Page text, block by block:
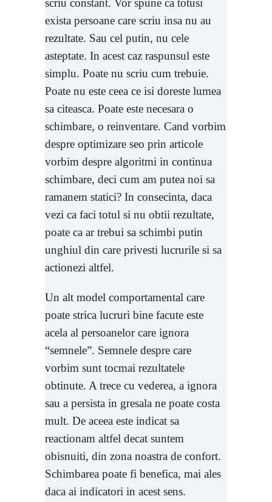
scriu constant. Vor spune ca totusi
exista persoane care scriu insa nu au
rezultate. Sau cel putin, nu cele
asteptate. In acest caz raspunsul este
simplu. Poate nu scriu cum trebuie.
Poate nu este ceea ce isi doreste lumea
sa citeasca. Poate este necesara o
schimbare, o reinventare. Cand vorbim
despre optimizare seo prin articole
vorbim despre algoritmi in continua
schimbare, deci cum am putea noi sa
ramanem statici? In consecinta, daca
vezi ca faci totul si nu obtii rezultate,
poate ca ar trebui sa schimbi putin
unghiul din care privesti lucrurile si sa
actionezi altfel.
Un alt model comportamental care
poate strica lucruri bine facute este
acela al persoanelor care ignora
“semnele”. Semnele despre care
vorbim sunt tocmai rezultatele
obtinute. A trece cu vederea, a ignora
sau a persista in gresala ne poate costa
mult. De aceea este indicat sa
reactionam altfel decat suntem
obisnuiti, din zona noastra de confort.
Schimbarea poate fi benefica, mai ales
daca ai indicatori in acest sens.